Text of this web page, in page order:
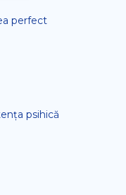
perfect
psihică